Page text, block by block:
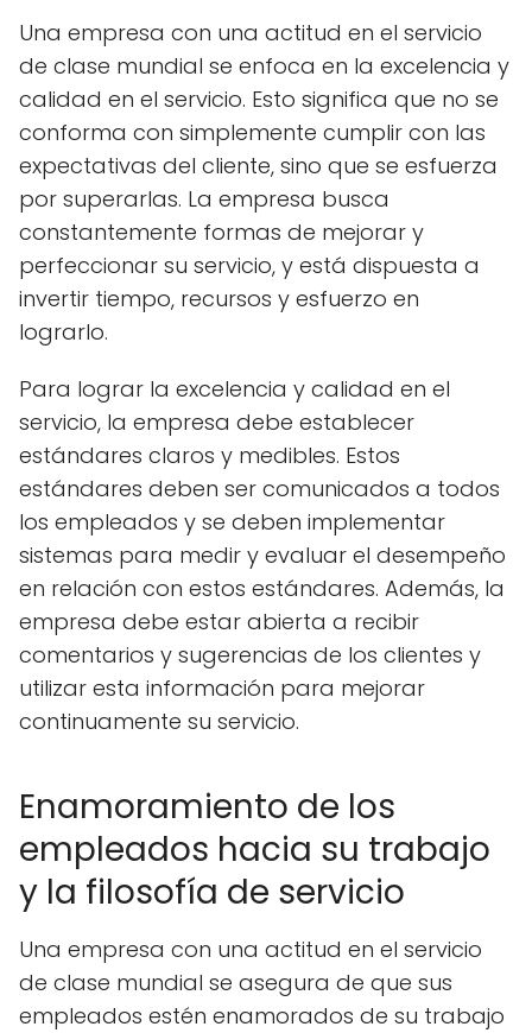
Una empresa con una actitud en el servicio
de clase mundial se enfoca en la excelencia y
calidad en el servicio. Esto significa que no se
conforma con simplemente cumplir con las
expectativas del cliente, sino que se esfuerza
por superarlas. La empresa busca
constantemente formas de mejorar y
perfeccionar su servicio, y está dispuesta a
invertir tiempo, recursos y esfuerzo en
lograrlo.
Para lograr la excelencia y calidad en el
servicio, la empresa debe establecer
estándares claros y medibles. Estos
estándares deben ser comunicados a todos
los empleados y se deben implementar
sistemas para medir y evaluar el desempeño
en relación con estos estándares. Además, la
empresa debe estar abierta a recibir
comentarios y sugerencias de los clientes y
utilizar esta información para mejorar
continuamente su servicio.
Enamoramiento de los
empleados hacia su trabajo
y la filosofía de servicio
Una empresa con una actitud en el servicio
de clase mundial se asegura de que sus
empleados estén enamorados de su trabajo